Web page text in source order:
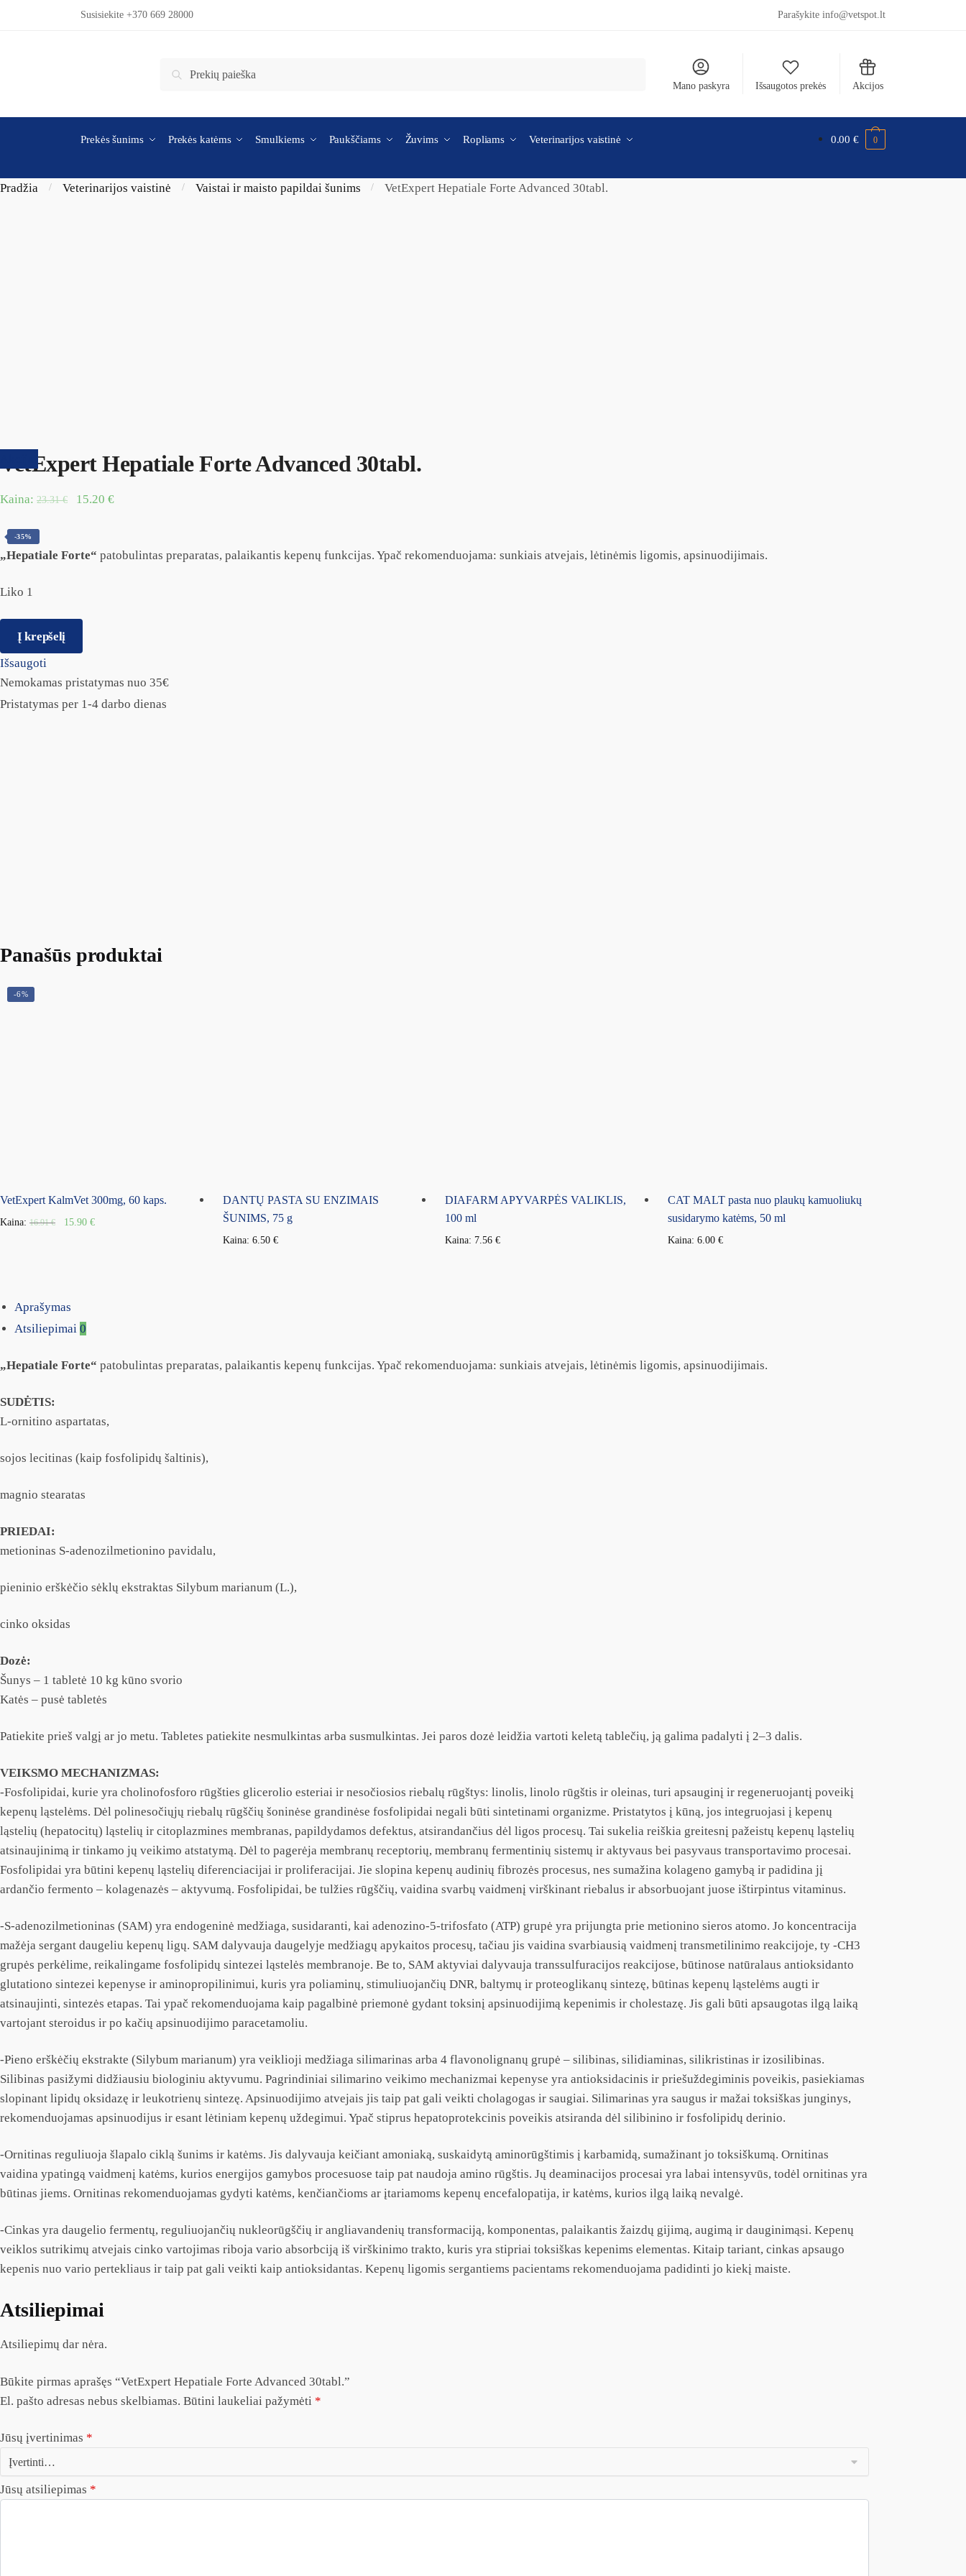
Skip to navigationSusisiekite +370 669 28000 Parašykite info@vetspot.lt
Ieškoti:
Ieškoti
Mano paskyra Išsaugotos prekės Akcijos
Prekės šunims Prekės katėms Smulkiems Paukščiams Žuvims Ropliams Veterinarijos vaistinė 0.00€ 0
Pradžia / Veterinarijos vaistinė / Vaistai ir maisto papildai šunims / VetExpert Hepatiale Forte Advanced 30tabl.
VetExpert Hepatiale Forte Advanced 30tabl.
Kaina: 23.31€ 15.20 €
-35%
„Hepatiale Forte“ patobulintas preparatas, palaikantis kepenų funkcijas. Ypač rekomenduojama: sunkiais atvejais, lėtinėmis ligomis, apsinuodijimais.
Liko 1
Į krepšelį
Išsaugoti
Nemokamas pristatymas nuo 35€
Pristatymas per 1-4 darbo dienas
Panašūs produktai
-6%
VetExpert KalmVet 300mg, 60 kaps.
Kaina: 16.91€ 15.90 €
DANTŲ PASTA SU ENZIMAIS
ŠUNIMS, 75 g
Kaina: 6.50 €
DIAFARM APYVARPĖS VALIKLIS,
100 ml
Kaina: 7.56€
CAT MALT pasta nuo plaukų kamuoliukų
susidarymo katėms, 50 ml
Kaina:6.00€
Aprašymas
Atsiliepimai 0
„Hepatiale Forte“ patobulintas preparatas, palaikantis kepenų funkcijas. Ypač rekomenduojama: sunkiais atvejais, lėtinėmis ligomis, apsinuodijimais.
SUDĖTIS:
L-ornitino aspartatas,
sojos lecitinas (kaip fosfolipidų šaltinis),
magnio stearatas
PRIEDAI:
metioninas S-adenozilmetionino pavidalu,
pieninio erškėčio sėklų ekstraktas Silybum marianum (L.),
cinko oksidas
Dozė:
Šunys – 1 tabletė 10 kg kūno svorio
Katės – pusė tabletės
Patiekite prieš valgį ar jo metu. Tabletes patiekite nesmulkintas arba susmulkintas. Jei paros dozė leidžia vartoti keletą tablečių, ją galima padalyti į 2–3 dalis.
VEIKSMO MECHANIZMAS:
-Fosfolipidai, kurie yra cholinofosforo rūgšties glicerolio esteriai ir nesočiosios riebalų rūgštys: linolis, linolo rūgštis ir oleinas, turi apsauginį ir regeneruojantį poveikį
kepenų ląstelėms. Dėl polinesočiųjų riebalų rūgščių šoninėse grandinėse fosfolipidai negali būti sintetinami organizme. Pristatytos į kūną, jos integruojasi į kepenų
ląstelių (hepatocitų) ląstelių ir citoplazmines membranas, papildydamos defektus, atsirandančius dėl ligos procesų. Tai sukelia reiškia greitesnį pažeistų kepenų ląstelių
atsinaujinimą ir tinkamo jų veikimo atstatymą. Dėl to pagerėja membranų receptorių, membranų fermentinių sistemų ir aktyvaus bei pasyvaus transportavimo procesai.
Fosfolipidai yra būtini kepenų ląstelių diferenciacijai ir proliferacijai. Jie slopina kepenų audinių fibrozės procesus, nes sumažina kolageno gamybą ir padidina jį
ardančio fermento – kolagenazės – aktyvumą. Fosfolipidai, be tulžies rūgščių, vaidina svarbų vaidmenį virškinant riebalus ir absorbuojant juose ištirpintus vitaminus.
-S-adenozilmetioninas (SAM) yra endogeninė medžiaga, susidaranti, kai adenozino-5-trifosfato (ATP) grupė yra prijungta prie metionino sieros atomo. Jo koncentracija
mažėja sergant daugeliu kepenų ligų. SAM dalyvauja daugelyje medžiagų apykaitos procesų, tačiau jis vaidina svarbiausią vaidmenį transmetilinimo reakcijoje, ty -CH3
grupės perkėlime, reikalingame fosfolipidų sintezei ląstelės membranoje. Be to, SAM aktyviai dalyvauja transsulfuracijos reakcijose, būtinose natūralaus antioksidanto
glutationo sintezei kepenyse ir aminopropilinimui, kuris yra poliaminų, stimuliuojančių DNR, baltymų ir proteoglikanų sintezę, būtinas kepenų ląstelėms augti ir
atsinaujinti, sintezės etapas. Tai ypač rekomenduojama kaip pagalbinė priemonė gydant toksinį apsinuodijimą kepenimis ir cholestazę. Jis gali būti apsaugotas ilgą laiką
vartojant steroidus ir po kačių apsinuodijimo paracetamoliu.
-Pieno erškėčių ekstrakte (Silybum marianum) yra veiklioji medžiaga silimarinas arba 4 flavonolignanų grupė – silibinas, silidiaminas, silikristinas ir izosilibinas.
Silibinas pasižymi didžiausiu biologiniu aktyvumu. Pagrindiniai silimarino veikimo mechanizmai kepenyse yra antioksidacinis ir priešuždegiminis poveikis, pasiekiamas
slopinant lipidų oksidazę ir leukotrienų sintezę. Apsinuodijimo atvejais jis taip pat gali veikti cholagogas ir saugiai. Silimarinas yra saugus ir mažai toksiškas junginys,
rekomenduojamas apsinuodijus ir esant lėtiniam kepenų uždegimui. Ypač stiprus hepatoprotekcinis poveikis atsiranda dėl silibinino ir fosfolipidų derinio.
-Ornitinas reguliuoja šlapalo ciklą šunims ir katėms. Jis dalyvauja keičiant amoniaką, suskaidytą aminorūgštimis į karbamidą, sumažinant jo toksiškumą. Ornitinas
vaidina ypatingą vaidmenį katėms, kurios energijos gamybos procesuose taip pat naudoja amino rūgštis. Jų deaminacijos procesai yra labai intensyvūs, todėl ornitinas yra
būtinas jiems. Ornitinas rekomenduojamas gydyti katėms, kenčiančioms ar įtariamoms kepenų encefalopatija, ir katėms, kurios ilgą laiką nevalgė.
-Cinkas yra daugelio fermentų, reguliuojančių nukleorūgščių ir angliavandenių transformaciją, komponentas, palaikantis žaizdų gijimą, augimą ir dauginimąsi. Kepenų
veiklos sutrikimų atvejais cinko vartojimas riboja vario absorbciją iš virškinimo trakto, kuris yra stipriai toksiškas kepenims elementas. Kitaip tariant, cinkas apsaugo
kepenis nuo vario pertekliaus ir taip pat gali veikti kaip antioksidantas. Kepenų ligomis sergantiems pacientams rekomenduojama padidinti jo kiekį maiste.
Atsiliepimai
Atsiliepimų dar nėra.
Būkite pirmas aprašęs “VetExpert Hepatiale Forte Advanced 30tabl.”
El. pašto adresas nebus skelbiamas. Būtini laukeliai pažymėti *
Jūsų įvertinimas *
Jūsų atsiliepimas *